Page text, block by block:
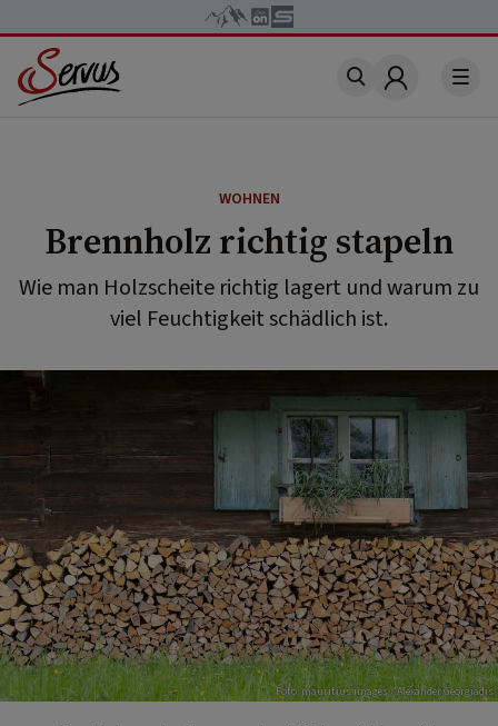
Account
WOHNEN
Brennholz richtig stapeln
Wie man Holzscheite richtig lagert und warum zu
viel Feuchtigkeit schädlich ist.
Foto: mauritius images / Alexander Georgiadis